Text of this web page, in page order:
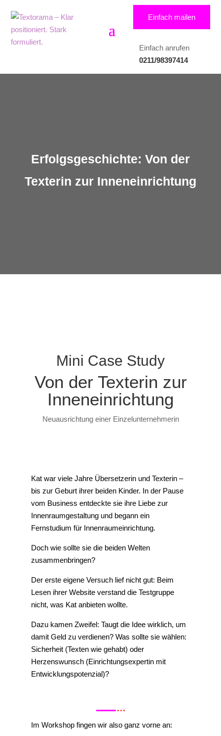
Einfach mailen
Einfach anrufen
0211/98397414
Erfolgsgeschichte: Von der
Texterin zur Inneneinrichtung
Mini Case Study
Von der Texterin zur
Inneneinrichtung
Neuausrichtung einer Einzelunternehmerin
Kat war viele Jahre Übersetzerin und Texterin –
bis zur Geburt ihrer beiden Kinder. In der Pause
vom Business entdeckte sie ihre Liebe zur
Innenraumgestaltung und begann ein
Fernstudium für Innenraumeinrichtung.
Doch wie sollte sie die beiden Welten
zusammenbringen?
Der erste eigene Versuch lief nicht gut: Beim
Lesen ihrer Website verstand die Testgruppe
nicht, was Kat anbieten wollte.
Dazu kamen Zweifel: Taugt die Idee wirklich, um
damit Geld zu verdienen? Was sollte sie wählen:
Sicherheit (Texten wie gehabt) oder
Herzenswunsch (Einrichtungsexpertin mit
Entwicklungspotenzial)?
Im Workshop fingen wir also ganz vorne an: